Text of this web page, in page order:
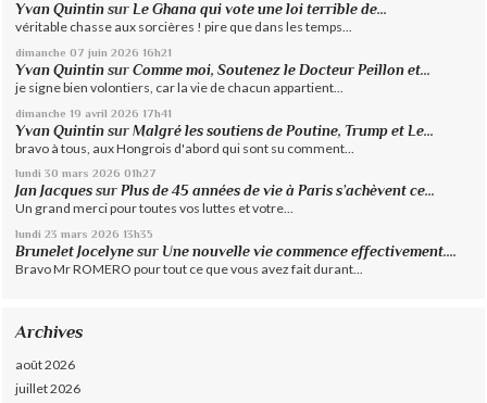
Yvan Quintin surLe Ghana qui vote une loi terrible de...
véritable chasse aux sorcières ! pire que dans les temps...
dimanche 07 juin 2026 16h21
Yvan Quintin surComme moi, Soutenez le Docteur Peillon et...
je signe bien volontiers, car la vie de chacun appartient...
dimanche 19 avril 2026 17h41
Yvan Quintin surMalgré les soutiens de Poutine, Trump et Le...
bravo à tous, aux Hongrois d'abord qui sont su comment...
lundi 30 mars 2026 01h27
Jan Jacques surPlus de 45 années de vie à Paris s’achèvent ce...
Un grand merci pour toutes vos luttes et votre...
lundi 23 mars 2026 13h35
Brunelet Jocelyne sur Une nouvelle vie commence effectivement....
Bravo Mr ROMERO pour tout ce que vous avez fait durant...
Archives
août 2026
juillet 2026